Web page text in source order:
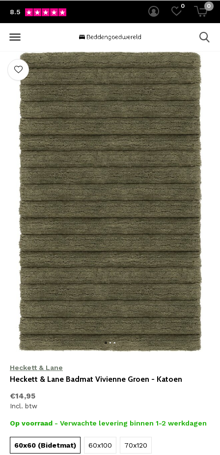
0 0
8.5
Heckett & Lane
Heckett & Lane Badmat Vivienne Groen - Katoen
€14,95
Incl. btw
Op voorraad - Verwachte levering binnen 1-2 werkdagen
60x60 (Bidetmat) 60x100 70x120